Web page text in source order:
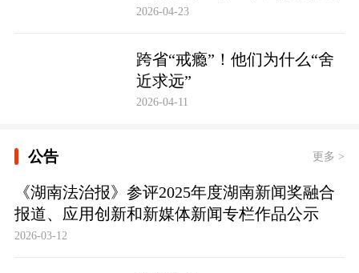
2026-04-23
跨省“戒瘾”！他们为什么“舍
近求远”
2026-04-11
公告 更多 >
《湖南法治报》参评2025年度湖南新闻奖融合
报道、应用创新和新媒体新闻专栏作品公示
2026-03-12